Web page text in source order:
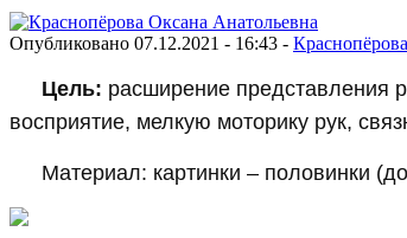
Опубликовано 07.12.2021 - 16:43 -
Цель: расширение представления
восприятие, мелкую моторику рук,
Материал: картинки – половинки